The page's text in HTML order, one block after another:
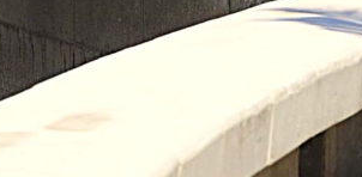
Buscan A Wilber Armando Colmenares
Melissa Madero Exige Aclarar Sustento Legal
Washington Enfrenta Una Emergencia
Avanza Plan Para Construir Estadio De
Nuevas Concesiones De Taxis En Puerto